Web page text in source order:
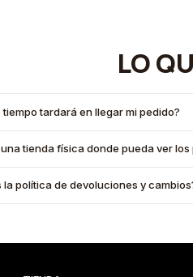
LO
tiempo tardará en llegar mi pedido?
tienda física donde pueda ver
la política de devoluciones y